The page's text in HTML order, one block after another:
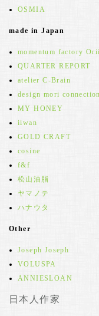
OSMIA
made in Japan
momentum factory Orii
QUARTER REPORT
atelier C-Brain
design mori connection
MY HONEY
iiwan
GOLD CRAFT
cosine
f&f
松山油脂
ヤマノテ
ハナウタ
Other
Joseph Joseph
VOLUSPA
ANNIESLOAN
日本人作家